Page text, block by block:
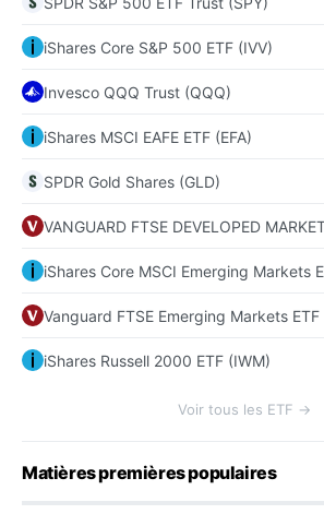
iShares Core S&P 500 ETF (IVV)
Invesco QQQ Trust (QQQ)
iShares MSCI EAFE ETF (EFA)
SPDR Gold Shares (GLD)
VANGUARD FTSE DEVELOPED
iShares Core MSCI Emerging Markets
Vanguard FTSE Emerging Markets ETF
iShares Russell 2000 ETF (IWM)
Voir tous les ETF →
Matières premières populaires